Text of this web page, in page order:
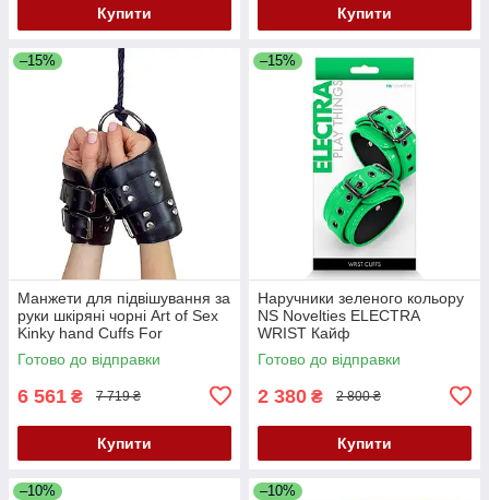
Купити Купити
–15%
Манжети для підвішування за
руки шкіряні чорні Art of Sex
Kinky hand Cuffs For
Suspension Кайф
Готово до відправки
6 561 ₴ 7 719 ₴
Купити
–15%
Наручники зеленого кольору
NS Novelties ELECTRA
WRIST Кайф
Готово до відправки
2 380 ₴ 2 800 ₴
Купити
–10% –10%